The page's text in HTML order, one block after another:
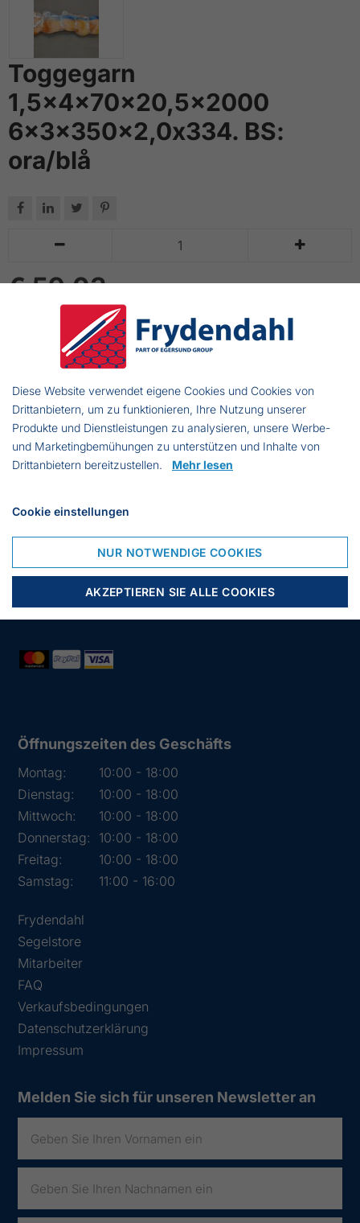
Toggegarn
1,5x4x70x20,5x2000
6x3x350x2,0x334. BS:
ora/blå
   
 
€ 59.03
IN DEN WARENKORB LEGEN
bis zu 14 Tage Lieferzeit
Umonteret fiskenet.
23966 Wismar
Deutschland
03841 282426
info@segelstore.de
Ust-Id: DE221608692
Öffnungszeiten des Geschäfts
Montag:
10:00 - 18:00
Dienstag:
10:00 - 18:00
Mittwoch:
10:00 - 18:00
Donnerstag:
10:00 - 18:00
Freitag:
10:00 - 18:00
Samstag:
11:00 - 16:00
Frydendahl
Segelstore
Mitarbeiter
FAQ
Verkaufsbedingungen
Datenschutzerklärung
Impressum
Melden Sie sich für unseren Newsletter an
Diese Website verwendet eigene Cookies und Cookies von
Drittanbietern, um zu funktionieren, Ihre Nutzung unserer
Produkte und Dienstleistungen zu analysieren, unsere Werbe-
und Marketingbemühungen zu unterstützen und Inhalte von
Drittanbietern bereitzustellen. Mehr lesen
Cookie einstellungen
NUR NOTWENDIGE COOKIES
AKZEPTIEREN SIE ALLE COOKIES